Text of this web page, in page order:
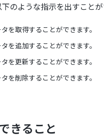
のような指示を出すこと
を取得することができます。
を追加することができます。
を更新することができます。
を削除することができます。
きること